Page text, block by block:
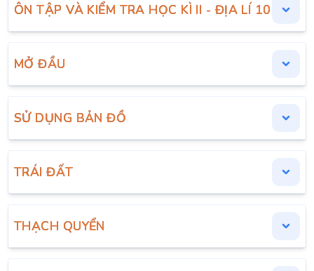
ÔN TẬP VÀ KIỂM TRA HỌC KÌ II - ĐỊA LÍ 10
MỞ ĐẦU
SỬ DỤNG BẢN ĐỒ
TRÁI ĐẤT
THẠCH QUYỂN